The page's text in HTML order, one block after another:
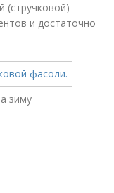
(стручковой)
и достаточно
зиму